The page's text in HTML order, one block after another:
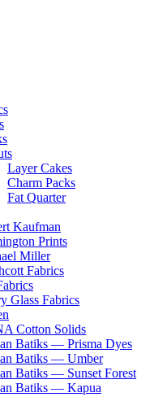
Layer Cakes
Charm Packs
Fat Quarter
Kaufman
Prints
Miller
Fabrics
Glass Fabrics
Cotton Solids
Batiks — Prisma Dyes
Batiks — Umber
Batiks — Sunset Forest
Batiks — Kapua